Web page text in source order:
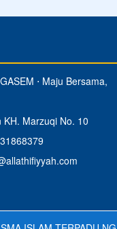
⋅ Maju Bersama,
KH. Marzuqi No. 10